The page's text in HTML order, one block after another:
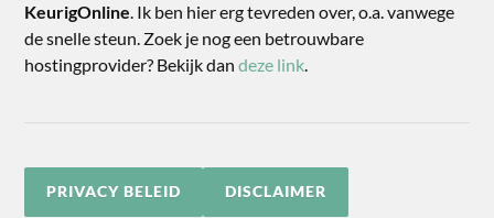
KeurigOnline . Ik ben hier erg tevreden over, o.a. vanwege
de snelle steun. Zoek je nog een betrouwbare
hostingprovider? Bekijk dandeze link
PRIVACY BELEID DISCLAIMER